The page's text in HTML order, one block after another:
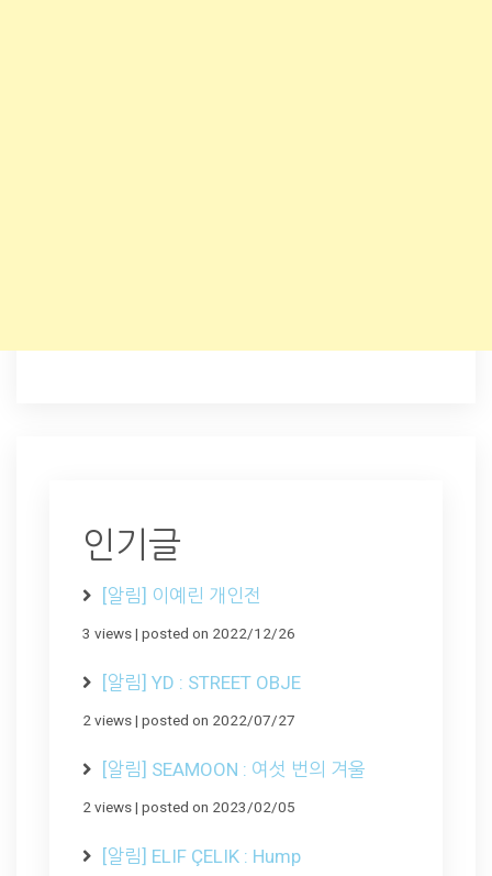
인기글
[알림] 이예린 개인전
3 views| posted on 2022/12/26
[알림] YD : STREET OBJE
2 views| posted on 2022/07/27
[알림] SEAMOON : 여섯 번의 겨울
2 views| posted on 2023/02/05
[알림] ELIF ÇELIK : Hump